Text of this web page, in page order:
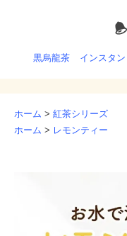
黒烏龍茶 インスタ
ホーム > 紅茶シリーズ
ホーム > レモンティー